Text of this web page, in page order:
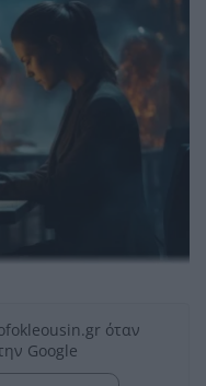
όταν
Google